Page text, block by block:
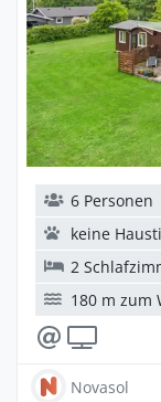
6 Personen
keine
2
180 m zum
Novasol